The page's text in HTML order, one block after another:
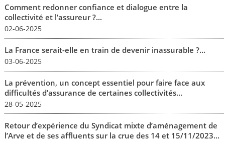
Comment redonner confiance et dialogue entre la
collectivité et l’assureur ?...
02-06-2025
La France serait-elle en train de devenir inassurable ?...
03-06-2025
La prévention, un concept essentiel pour faire face aux
difficultés d’assurance de certaines collectivités...
28-05-2025
Retour d’expérience du Syndicat mixte d’aménagement de
l’Arve et de ses affluents sur la crue des 14 et 15/11/2023...